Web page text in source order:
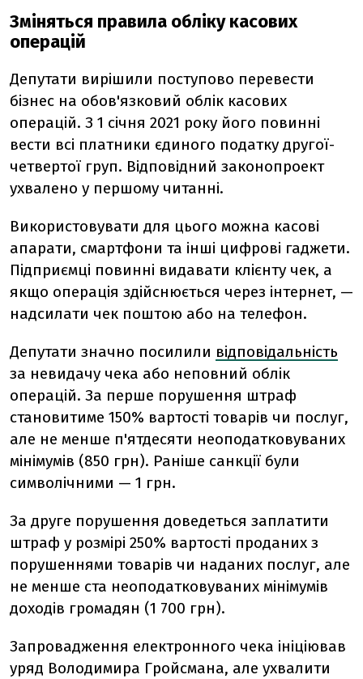
Зміняться правила обліку касових
операцій
Депутати вирішили поступово перевести
бізнес на обов'язковий облік касових
операцій. З 1 січня 2021 року його повинні
вести всі платники єдиного податку другої-
четвертої груп. Відповідний законопроект
ухвалено у першому читанні.
Використовувати для цього можна касові
апарати, смартфони та інші цифрові гаджети.
Підприємці повинні видавати клієнту чек, а
якщо операція здійснюється через інтернет, —
надсилати чек поштою або на телефон.
Депутати значно посилили відповідальність
за невидачу чека або неповний облік
операцій. За перше порушення штраф
становитиме 150% вартості товарів чи послуг,
але не менше п'ятдесяти неоподатковуваних
мінімумів (850 грн). Раніше санкції були
символічними — 1 грн.
За друге порушення доведеться заплатити
штраф у розмірі 250% вартості проданих з
порушеннями товарів чи наданих послуг, але
не менше ста неоподатковуваних мінімумів
доходів громадян (1 700 грн).
Запровадження електронного чека ініціював
уряд Володимира Гройсмана, але ухвалити